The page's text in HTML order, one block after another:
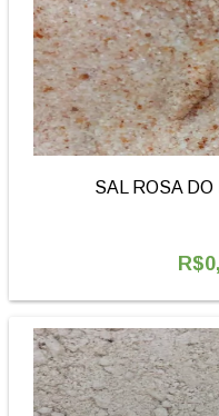
SAL ROSA